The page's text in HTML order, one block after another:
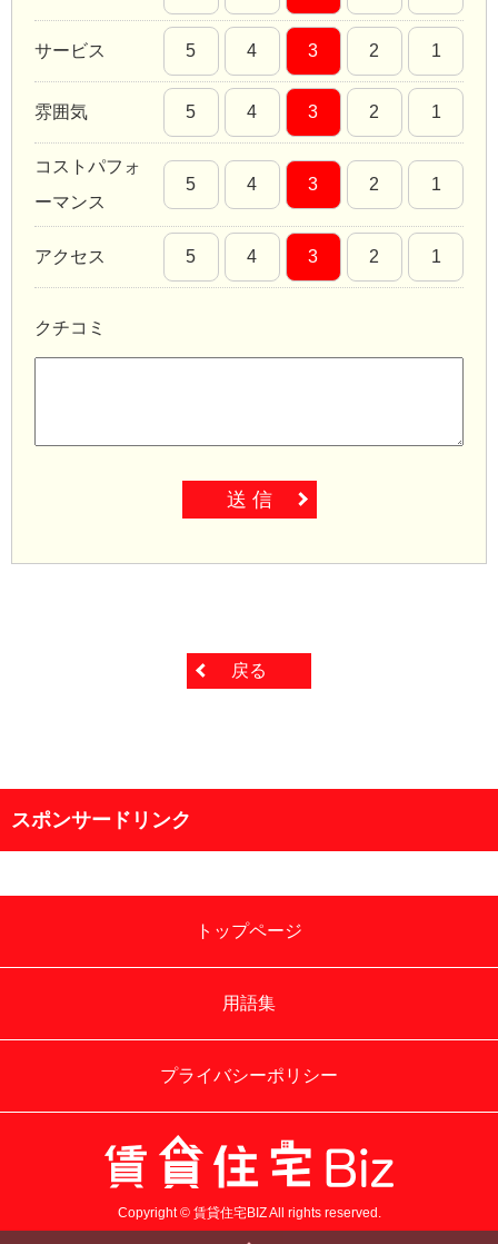
サービス 5 4 3 2 1
雰囲気 5 4 3 2 1
コストパフォ
ーマンス
5 4 3 2 1
アクセス 5 4 3 2 1
クチコミ
送 信
戻る
スポンサードリンク
トップページ
用語集
プライバシーポリシー
Copyright © 賃貸住宅BIZ All rights reserved.